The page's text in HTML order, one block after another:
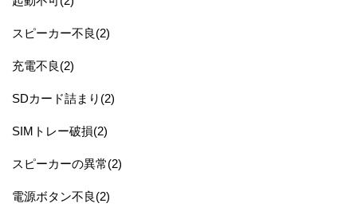
スピーカー不良(2)
充電不良(2)
SDカード詰まり(2)
SIMトレー破損(2)
スピーカーの異常(2)
電源ボタン不良(2)